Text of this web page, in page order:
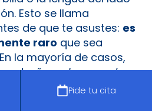
Pide tu cita
Esto se llama
de que te asustes: es
raro que sea
la mayoría de casos,
extraña estemporaly
semanas o meses
se regenera. Tu